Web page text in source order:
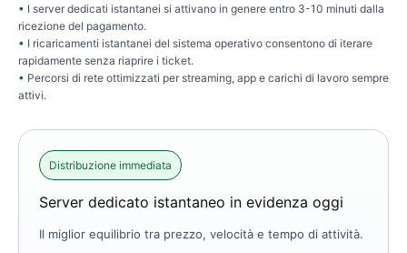
I server dedicati istantanei si attivano in genere entro 3-10 minuti dalla
ricezione del pagamento.
I ricaricamenti istantanei del sistema operativo consentono di iterare
rapidamente senza riaprire i ticket.
Percorsi di rete ottimizzati per streaming, app e carichi di lavoro sempre
attivi.
Distribuzione immediata
Server dedicato istantaneo in evidenza oggi
Il miglior equilibrio tra prezzo, velocità e tempo di attività.